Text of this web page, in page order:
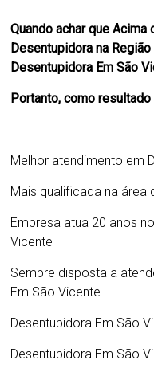
Quando achar que
Desentupidora na
Desentupidora Em São
Portanto, como resultado
Melhor atendimento em
Mais qualificada na área
Empresa atua 20 anos
Vicente
Sempre disposta a
Em São Vicente
Desentupidora Em São
Desentupidora Em São